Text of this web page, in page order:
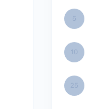
5
10
25